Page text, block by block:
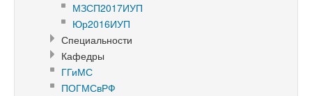
МЗСП2017ИУП
Юр2016ИУП
Специальности
Кафедры
ГГиМС
ПОГМСвРФ